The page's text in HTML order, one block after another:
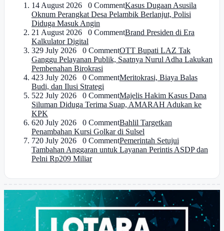
14 August 2026 0 CommentKasus Dugaan Asusila
Oknum Perangkat Desa Pelambik Berlanjut, Polisi
Diduga Masuk Angin
21 August 2026 0 CommentBrand Presiden di Era
Kalkulator Digital
329 July 2026 0 CommentOTT Bupati LAZ Tak
Ganggu Pelayanan Publik, Saatnya Nurul Adha Lakukan
Pembenahan Birokrasi
423 July 2026 0 CommentMeritokrasi, Biaya Balas
Budi, dan Ilusi Strategi
522 July 2026 0 CommentMajelis Hakim Kasus Dana
Siluman Diduga Terima Suap, AMARAH Adukan ke
KPK
620 July 2026 0 CommentBahlil Targetkan
Penambahan Kursi Golkar di Sulsel
720 July 2026 0 CommentPemerintah Setujui
Tambahan Anggaran untuk Layanan Perintis ASDP dan
Pelni Rp209 Miliar